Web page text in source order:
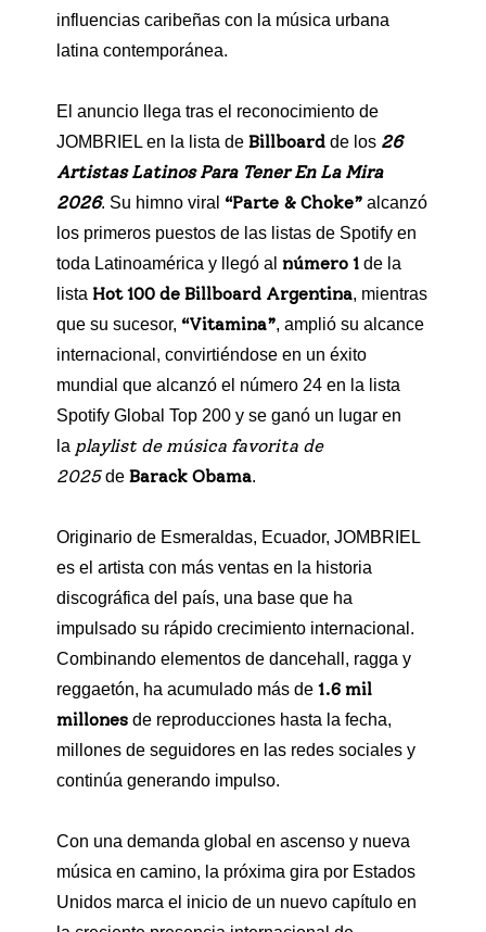
influencias caribeñas con la música urbana
latina contemporánea.
El anuncio llega tras el reconocimiento de
JOMBRIEL en la lista de Billboard de los 26
Artistas Latinos Para Tener En La Mira
2026. Su himno viral “Parte & Choke” alcanzó
los primeros puestos de las listas de Spotify en
toda Latinoamérica y llegó al número 1 de la
lista Hot 100 de Billboard Argentina, mientras
que su sucesor, “Vitamina”, amplió su alcance
internacional, convirtiéndose en un éxito
mundial que alcanzó el número 24 en la lista
Spotify Global Top 200 y se ganó un lugar en
la playlist de música favorita de
2025de Barack Obama.
Originario de Esmeraldas, Ecuador, JOMBRIEL
es el artista con más ventas en la historia
discográfica del país, una base que ha
impulsado su rápido crecimiento internacional.
Combinando elementos de dancehall, ragga y
reggaetón, ha acumulado más de 1.6 mil
millones de reproducciones hasta la fecha,
millones de seguidores en las redes sociales y
continúa generando impulso.
Con una demanda global en ascenso y nueva
música en camino, la próxima gira por Estados
Unidos marca el inicio de un nuevo capítulo en